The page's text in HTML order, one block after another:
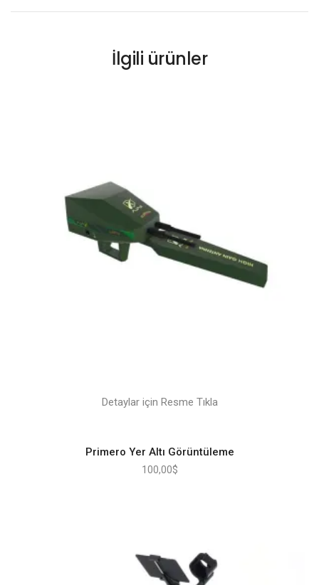
İlgili ürünler
Detaylar için Resme Tıkla
Primero Yer Altı Görüntüleme
100,00$